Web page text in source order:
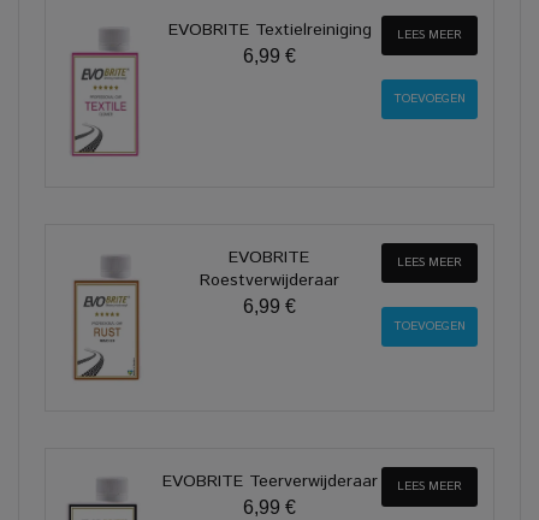
EVOBRITE Textielreiniging
6,99 €
LEES MEER
EVOBRITE
Roestverwijderaar
6,99 €
LEES MEER
EVOBRITE Teerverwijderaar
6,99 €
LEES MEER